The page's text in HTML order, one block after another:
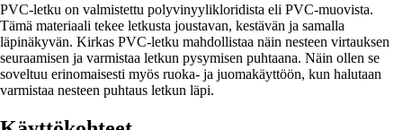
PVC-letku on valmistettu polyvinyylikloridista eli PVC-muovista.
Tämä materiaali tekee letkusta joustavan, kestävän ja samalla
läpinäkyvän. Kirkas PVC-letku mahdollistaa näin nesteen virtauksen
seuraamisen ja varmistaa letkun pysymisen puhtaana. Näin ollen se
soveltuu erinomaisesti myös ruoka- ja juomakäyttöön, kun halutaan
varmistaa nesteen puhtaus letkun läpi.